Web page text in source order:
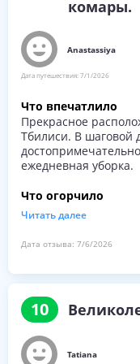
не хотелось, сейф в
комары.
Anastassiya
Дата путешествия:7/1/2026
Что впечатлило
Прекрасное
Тбилиси. В шаговой
ежедневная уборка.
Что огорчило
Если хочется
играют музыканты
остальном все
Читать далее
Дата отзыва: 7/6/2026
10
Tatiana